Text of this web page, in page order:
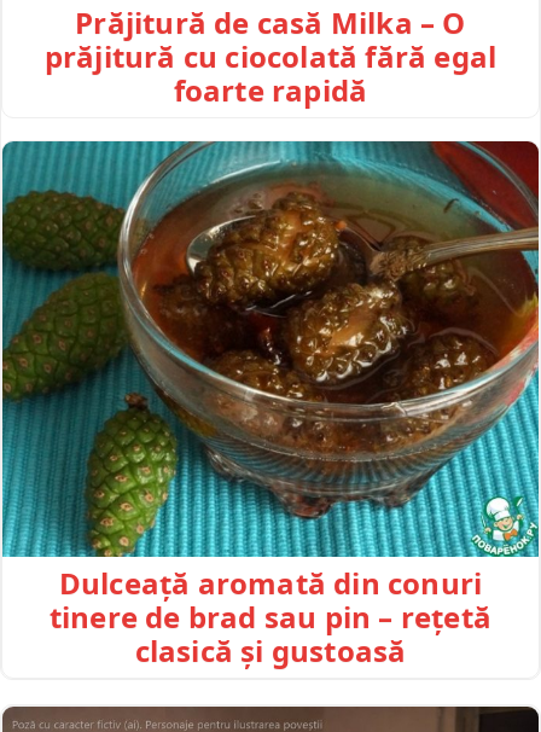
Prăjitură de casă Milka – O
prăjitură cu ciocolată fără egal
foarte rapidă
Dulceață aromată din conuri
tinere de brad sau pin – rețetă
clasică și gustoasă